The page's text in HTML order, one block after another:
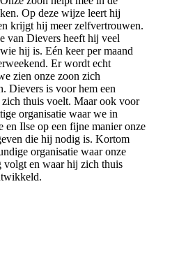
Op deze wijze leert hij
krijgt hij meer zelfvertrouwen.
van Dievers heeft hij veel
hij is. Eén keer per maand
Er wordt echt
zien onze zoon zich
Dievers is voor hem een
thuis voelt. Maar ook voor
organisatie waar we in
en Ilse op een fijne manier onze
die hij nodig is. Kortom
organisatie waar onze
volgt en waar hij zich thuis